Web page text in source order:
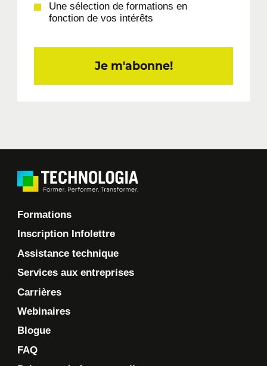
Une sélection de formations en
fonction de vos intérêts
Je m'abonne!
Formations
Inscription Infolettre
Assistance technique
Services aux entreprises
Carrières
Webinaires
Blogue
FAQ